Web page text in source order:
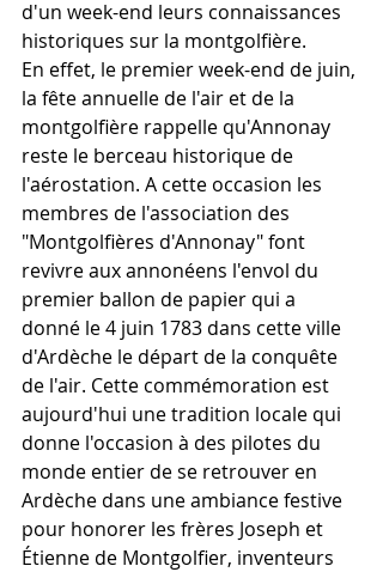
d'un week-end leurs connaissances
historiques sur la montgolfière.
En effet, le premier week-end de juin,
la fête annuelle de l'air et de la
montgolfière rappelle qu'Annonay
reste le berceau historique de
l'aérostation. A cette occasion les
membres de l'association des
"Montgolfières d'Annonay" font
revivre aux annonéens l'envol du
premier ballon de papier qui a
donné le 4 juin 1783 dans cette ville
d'Ardèche le départ de la conquête
de l'air. Cette commémoration est
aujourd'hui une tradition locale qui
donne l'occasion à des pilotes du
monde entier de se retrouver en
Ardèche dans une ambiance festive
pour honorer les frères Joseph et
Étienne de Montgolfier, inventeurs